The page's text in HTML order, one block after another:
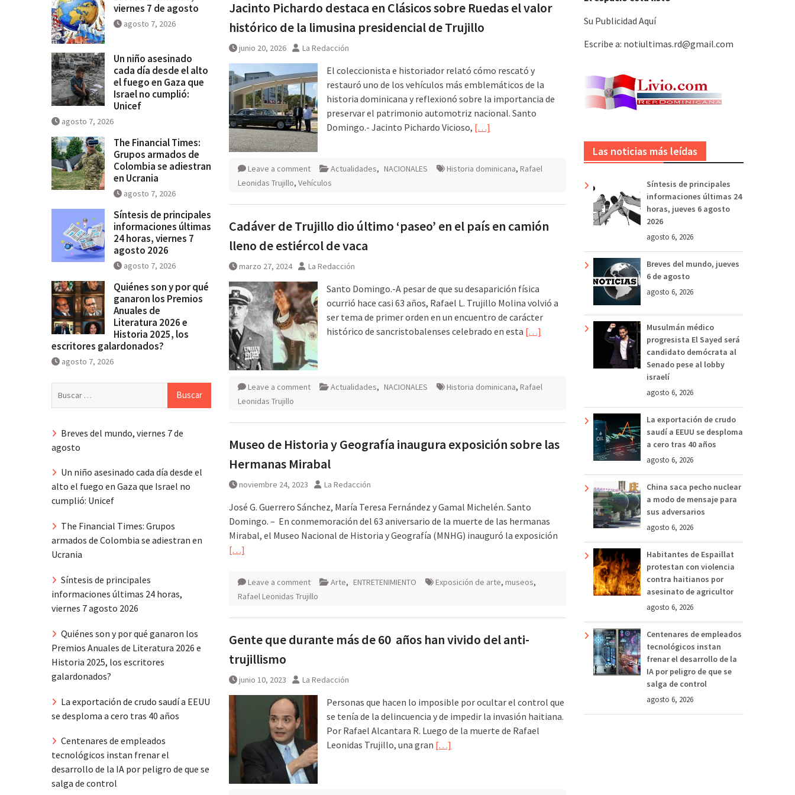
se salga de control
Breves del mundo, viernes 7 de agosto
Jacinto Pichardo destaca en Clásicos sobre Ruedas el valor
histórico de la limusina presidencial de Trujillo
junio 20, 2026 La Redacción
El coleccionista e historiador relató cómo rescató y
restauró uno de los vehículos más emblemáticos de la
historia dominicana y reflexionó sobre la importancia de
preservar el patrimonio automotriz nacional. Santo
Domingo.- Jacinto Pichardo Vicioso, […]
Leave a comment Actualidades, NACIONALES Historia dominicana, Rafael
Leonidas Trujillo, Vehículos
Cadáver de Trujillo dio último ‘paseo’ en el país en camión
lleno de estiércol de vaca
marzo 27, 2024 La Redacción
Santo Domingo.-A pesar de que su desaparición física
ocurrió hace casi 63 años, Rafael L. Trujillo Molina volvió a
ser tema de primer orden en un encuentro de carácter
histórico de sancristobalenses celebrado en esta […]
Leave a comment Actualidades, NACIONALES Historia dominicana, Rafael
Leonidas Trujillo
Museo de Historia y Geografía inaugura exposición sobre las
Hermanas Mirabal
noviembre 24, 2023 La Redacción
José G. Guerrero Sánchez, María Teresa Fernández y Gamal Michelén. Santo
Domingo. – En conmemoración del 63 aniversario de la muerte de las hermanas
Mirabal, el Museo Nacional de Historia y Geografía (MNHG) inauguró la exposición
[…]
Leave a comment Arte, ENTRETENIMIENTO Exposición de arte, museos,
Rafael Leonidas Trujillo
Gente que durante más de 60 años han vivido del anti-
trujillismo
junio 10, 2023 La Redacción
Personas que hacen lo imposible por ocultar el control que
se tenía de la delincuencia y de impedir la invasión haitiana.
Por Rafael Alcantara R. Luego de la muerte de Rafael
Leonidas Trujillo, una gran […]
Su Publicidad Aquí
Escribe a: notiultimas.rd@gmail.com
Las noticias más leídas
Síntesis de principales
informaciones últimas 24
horas, jueves 6 agosto
2026
agosto 6, 2026
Breves del mundo, jueves
6 de agosto
agosto 6, 2026
Musulmán médico
progresista El Sayed será
candidato demócrata al
Senado pese al lobby
israelí
agosto 6, 2026
La exportación de crudo
saudí a EEUU se desploma
a cero tras 40 años
agosto 6, 2026
China saca pecho nuclear
a modo de mensaje para
sus adversarios
agosto 6, 2026
Habitantes de Espaillat
protestan con violencia
contra haitianos por
asesinato de agricultor
agosto 6, 2026
Centenares de empleados
tecnológicos instan
frenar el desarrollo de la
IA por peligro de que se
salga de control
agosto 6, 2026
viernes 7 de agosto
agosto 7, 2026
Un niño asesinado
cada día desde el alto
el fuego en Gaza que
Israel no cumplió:
Unicef
agosto 7, 2026
The Financial Times:
Grupos armados de
Colombia se adiestran
en Ucrania
agosto 7, 2026
Síntesis de principales
informaciones últimas
24 horas, viernes 7
agosto 2026
agosto 7, 2026
Quiénes son y por qué
ganaron los Premios
Anuales de
Literatura 2026 e
Historia 2025, los
escritores galardonados?
agosto 7, 2026
Breves del mundo, viernes 7 de
agosto
Un niño asesinado cada día desde el
alto el fuego en Gaza que Israel no
cumplió: Unicef
The Financial Times: Grupos
armados de Colombia se adiestran en
Ucrania
Síntesis de principales
informaciones últimas 24 horas,
viernes 7 agosto 2026
Quiénes son y por qué ganaron los
Premios Anuales de Literatura 2026 e
Historia 2025, los escritores
galardonados?
La exportación de crudo saudí a EEUU
se desploma a cero tras 40 años
Centenares de empleados
tecnológicos instan frenar el
desarrollo de la IA por peligro de que se
salga de control